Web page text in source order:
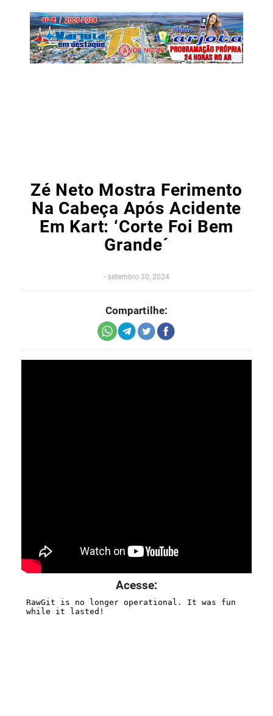
Zé Neto Mostra Ferimento
Na Cabeça Após Acidente
Em Kart: ‘Corte Foi Bem
Grande´
- setembro 30, 2024
Compartilhe:
Acesse: